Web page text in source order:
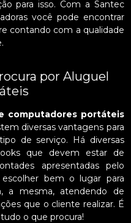
para isso. Com a Santec
você pode encontrar
contando com a qualidade
por Aluguel
computadores portáteis
diversas vantagens para
de serviço. Há diversas
que devem estar de
apresentadas pelo
bem o lugar para
a mesma, atendendo de
que o cliente realizar. É
o que procura!